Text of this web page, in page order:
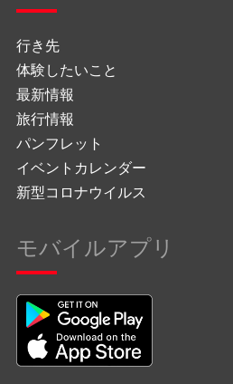
行き先
体験したいこと
最新情報
旅行情報
パンフレット
イベントカレンダー
新型コロナウイルス
モバイルアプリ